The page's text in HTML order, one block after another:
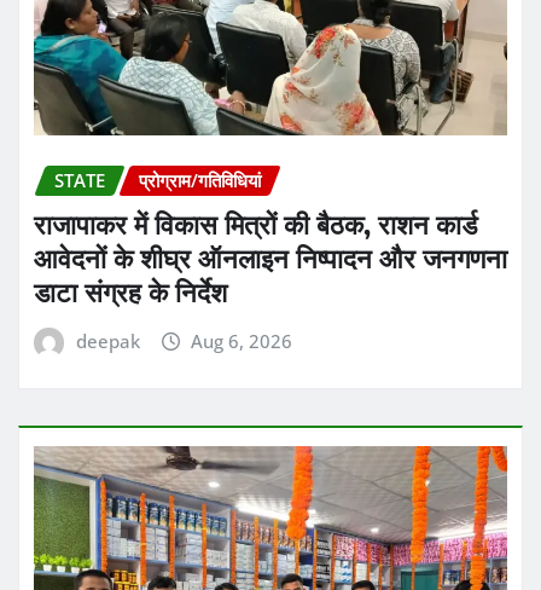
STATE प्रोग्राम/गतिविधियां
राजापाकर में विकास मित्रों की बैठक, राशन कार्ड
आवेदनों के शीघ्र ऑनलाइन निष्पादन और जनगणना
डाटा संग्रह के निर्देश
deepak Aug 6, 2026